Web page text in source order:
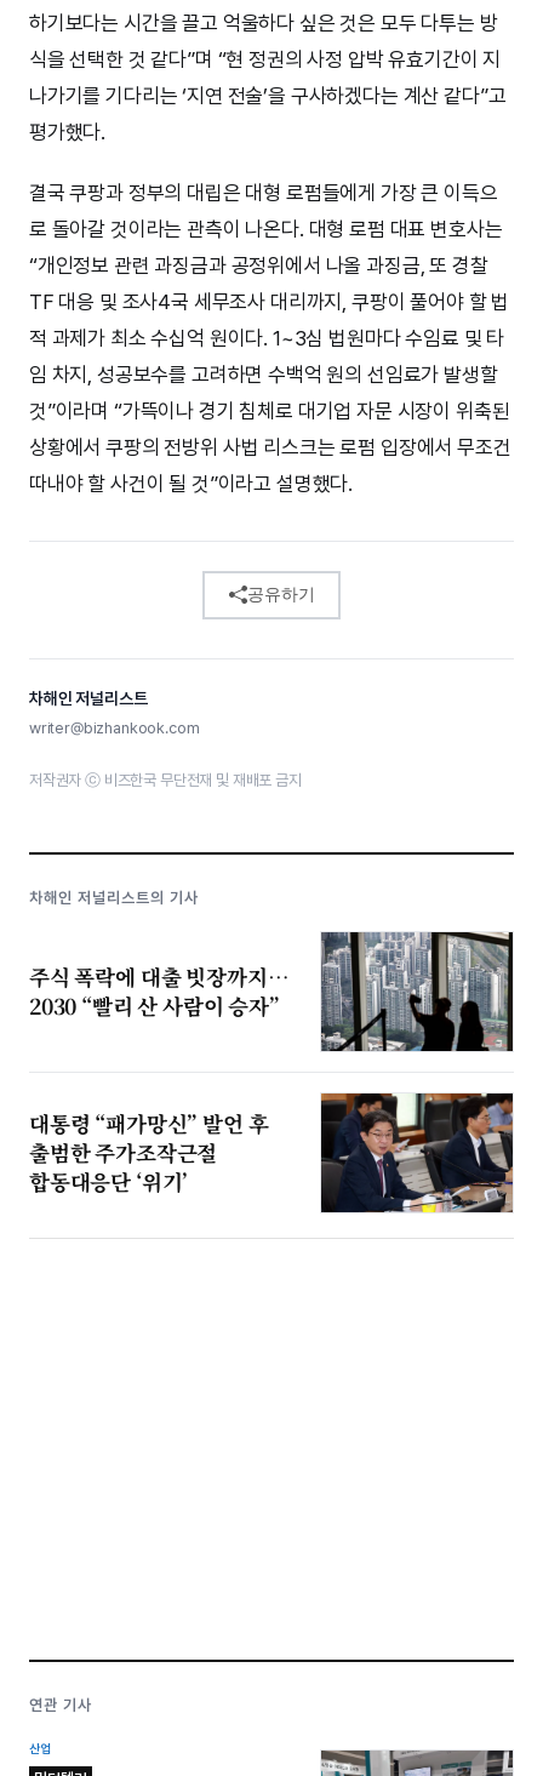
하기보다는 시간을 끌고 억울하다 싶은 것은 모두 다투는 방
식을 선택한 것 같다”며 “현 정권의 사정 압박 유효기간이 지
나가기를 기다리는 ‘지연 전술’을 구사하겠다는 계산 같다”고
평가했다.
결국 쿠팡과 정부의 대립은 대형 로펌들에게 가장 큰 이득으
로 돌아갈 것이라는 관측이 나온다. 대형 로펌 대표 변호사는
“개인정보 관련 과징금과 공정위에서 나올 과징금, 또 경찰
TF 대응 및 조사4국 세무조사 대리까지, 쿠팡이 풀어야 할 법
적 과제가 최소 수십억 원이다. 1~3심 법원마다 수임료 및 타
임 차지, 성공보수를 고려하면 수백억 원의 선임료가 발생할
것”이라며 “가뜩이나 경기 침체로 대기업 자문 시장이 위축된
상황에서 쿠팡의 전방위 사법 리스크는 로펌 입장에서 무조건
따내야 할 사건이 될 것”이라고 설명했다.
공유하기
차해인 저널리스트
writer@bizhankook.com
저작권자 ⓒ 비즈한국 무단전재 및 재배포 금지
차해인 저널리스트의 기사
주식 폭락에 대출 빗장까지…
2030 “빨리 산 사람이 승자”
대통령 “패가망신” 발언 후
출범한 주가조작근절
합동대응단 ‘위기’
연관 기사
산업